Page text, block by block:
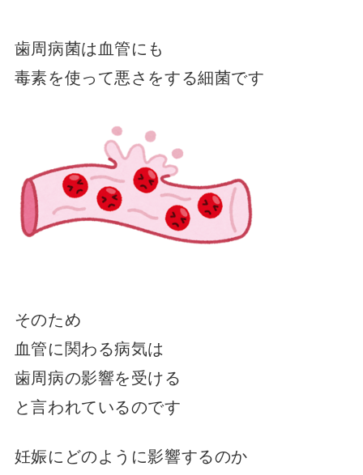
歯周病菌は血管にも
毒素を使って悪さをする細菌です
そのため
血管に関わる病気は
歯周病の影響を受ける
と言われているのです
妊娠にどのように影響するのか